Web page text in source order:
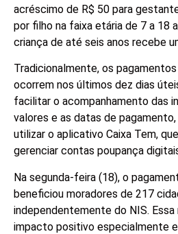
acréscimo de R$ 50 para
por filho na faixa etária de 7 a 18
criança de até seis anos recebe
Tradicionalmente, os
ocorrem nos últimos dez dias
facilitar o acompanhamento das
valores e as datas de
utilizar o aplicativo Caixa Tem,
gerenciar contas poupança
Na segunda-feira (18), o
beneficiou moradores de 217
independentemente do NIS.
impacto positivo especialmente